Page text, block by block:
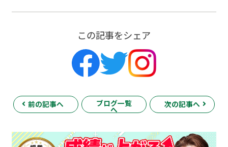
この記事をシェア
前の記事へ ブログ一覧
へ
次の記事へ